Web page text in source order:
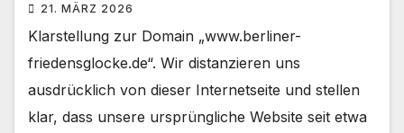
21. MÄRZ 2026
Klarstellung zur Domain „www.berliner-
friedensglocke.de“. Wir distanzieren uns
ausdrücklich von dieser Internetseite und stellen
klar, dass unsere ursprüngliche Website seit etwa